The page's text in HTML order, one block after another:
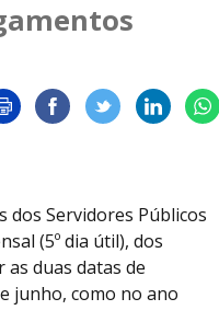
dos Servidores Públicos
(5º dia útil), dos
as duas datas de
junho, como no ano